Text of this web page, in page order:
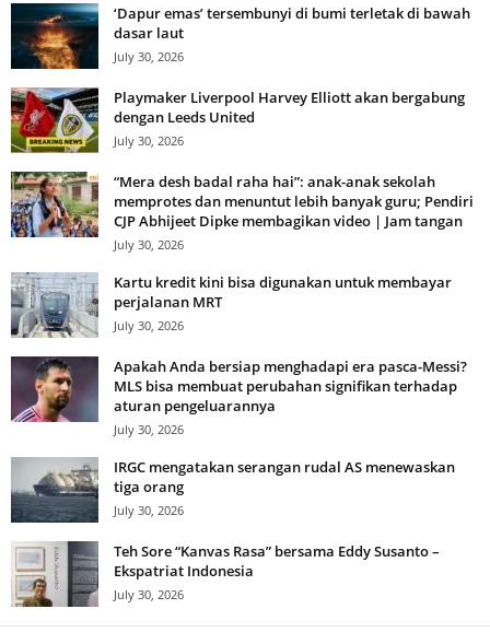
‘Dapur emas’ tersembunyi di bumi terletak di bawah
dasar laut
July 30, 2026
Playmaker Liverpool Harvey Elliott akan bergabung
dengan Leeds United
July 30, 2026
“Mera desh badal raha hai”: anak-anak sekolah
memprotes dan menuntut lebih banyak guru; Pendiri
CJP Abhijeet Dipke membagikan video | Jam tangan
July 30, 2026
Kartu kredit kini bisa digunakan untuk membayar
perjalanan MRT
July 30, 2026
Apakah Anda bersiap menghadapi era pasca-Messi?
MLS bisa membuat perubahan signifikan terhadap
aturan pengeluarannya
July 30, 2026
IRGC mengatakan serangan rudal AS menewaskan
tiga orang
July 30, 2026
Teh Sore “Kanvas Rasa” bersama Eddy Susanto –
Ekspatriat Indonesia
July 30, 2026